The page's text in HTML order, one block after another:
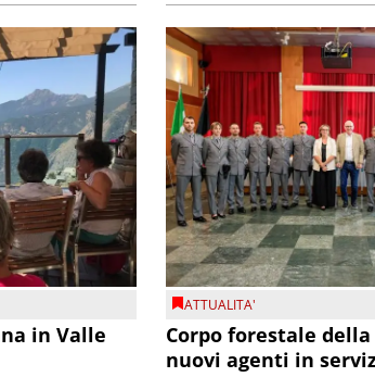
in Valle
ATTUALITA'
Corpo forestale della
nuovi agenti in